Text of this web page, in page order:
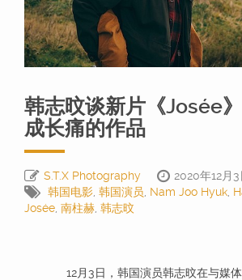
韩志旼谈新片《Josée
成长痛的作品
S.T.X Photography 2020年12月3
韩国电影 韩国演员 Nam Joo Hyuk
Josée 南柱赫 韩志旼
12月3日，韩国演员韩志旼在与媒体